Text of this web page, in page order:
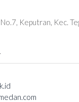
Keputran, Kec.